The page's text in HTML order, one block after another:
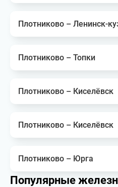
Плотниково – Ленинск-
Плотниково – Топки
Плотниково – Киселёвск
Плотниково – Киселёвск
Плотниково – Юрга
Популярные